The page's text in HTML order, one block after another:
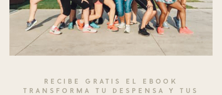
RECIBE GRATIS EL EBOOK
TRANSFORMA TU DESPENSA Y TUS